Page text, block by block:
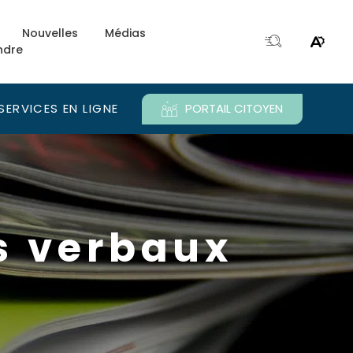
Nouvelles
Médias
fenêtre
de
recherche.
EN LIGNE PORTAIL CITOYEN
verbaux